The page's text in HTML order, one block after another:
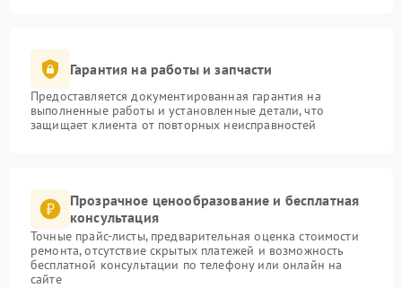
Гарантия на работы и запчасти
Предоставляется документированная гарантия на
выполненные работы и установленные детали, что
защищает клиента от повторных неисправностей
Прозрачное ценообразование и бесплатная
консультация
Точные прайс-листы, предварительная оценка стоимости
ремонта, отсутствие скрытых платежей и возможность
бесплатной консультации по телефону или онлайн на
сайте